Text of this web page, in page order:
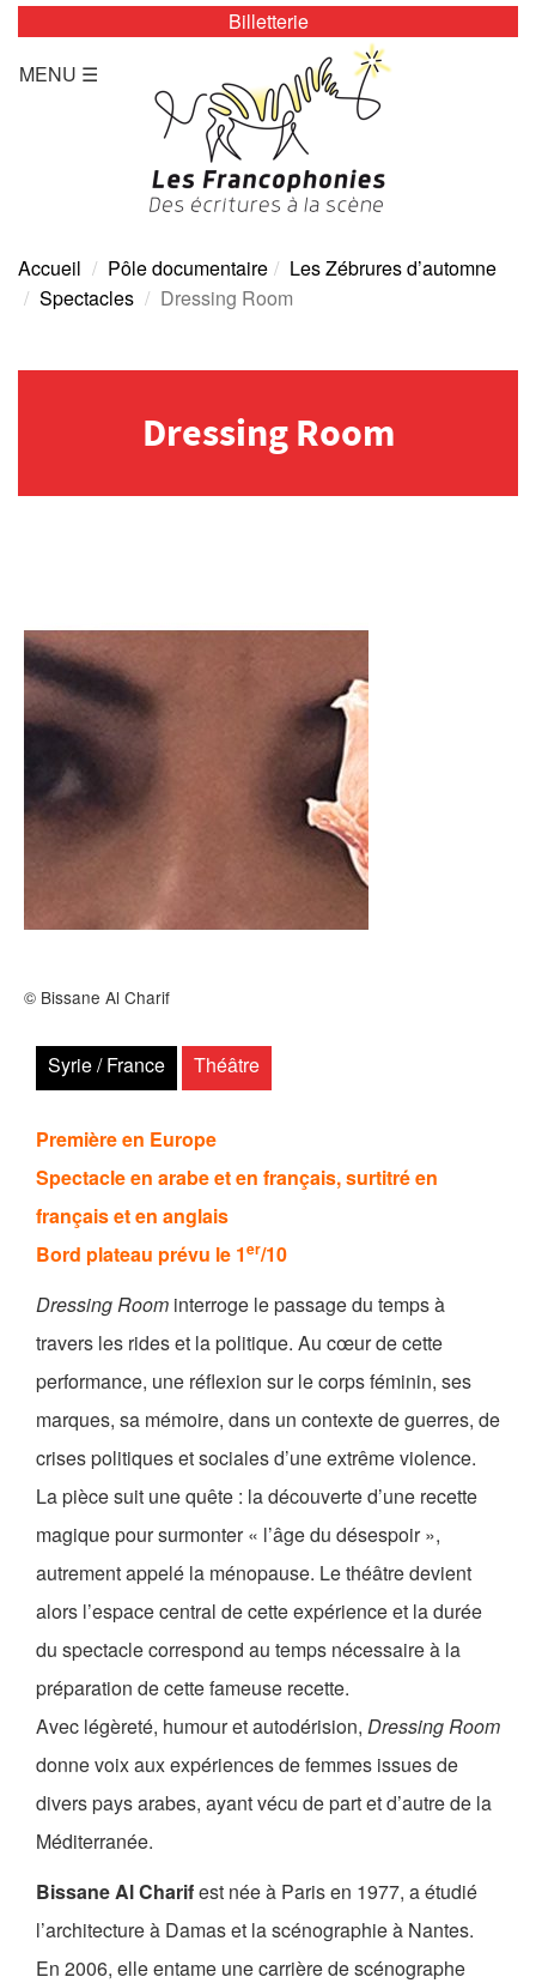
LES ZÉBRURES
Programmation/Calendrier
Presse
Tarifs
Archives
TOUTE L’ANNÉE
MAISON DES AUTEURS·RICES
Présentation
Les résidences
Prix littéraires
Auteurs en résidence
ACTIONS CULTURELLES
Les Zébrures d’automne
Les Zébrures du printemps
Maison des auteurs·rices
Archives numériques
PROJET ARTISTIQUE
le Pole Francophone à Limoges
Missions
Billetterie
MENU ☰
Accueil Pôle documentaire
Les Zébrures d’automne
Spectacles
Dressing Room
Dressing Room
© Bissane Al Charif
Syrie / France Théâtre
Première en Europe
Spectacle en arabe et en français, surtitré en
français et en anglais
Bord plateau prévu le 1er/10
Dressing Room interroge le passage du temps à
travers les rides et la politique. Au cœur de cette
performance, une réflexion sur le corps féminin, ses
marques, sa mémoire, dans un contexte de guerres, de
crises politiques et sociales d’une extrême violence.
La pièce suit une quête : la découverte d’une recette
magique pour surmonter « l’âge du désespoir »,
autrement appelé la ménopause. Le théâtre devient
alors l’espace central de cette expérience et la durée
du spectacle correspond au temps nécessaire à la
préparation de cette fameuse recette.
Avec légèreté, humour et autodérision, Dressing Room
donne voix aux expériences de femmes issues de
divers pays arabes, ayant vécu de part et d’autre de la
Méditerranée.
Bissane Al Charifest née à Paris en 1977, a étudié
l’architecture à Damas et la scénographie à Nantes.
En 2006, elle entame une carrière de scénographe